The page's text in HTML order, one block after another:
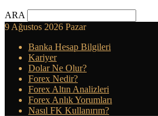
ARA
9 Ağustos 2026 Pazar
Banka Hesap Bilgileri
Kariyer
Dolar Ne Olur?
Forex Nedir?
Forex Altın Analizleri
Forex Anlık Yorumları
Nasıl FK Kullanırım?